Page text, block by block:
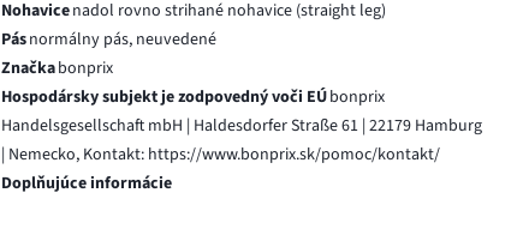
Nohavicenadol rovno strihané nohavice (straight leg)
Pásnormálny pás, neuvedené
Značkabonprix
Hospodársky subjekt je zodpovedný voči EÚbonprix
Handelsgesellschaft mbH | Haldesdorfer Straße 61 | 22179 Hamburg
| Nemecko, Kontakt: https://www.bonprix.sk/pomoc/kontakt/
Doplňujúce informácie